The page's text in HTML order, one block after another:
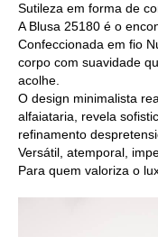
Sutileza em forma de
A Blusa 25180 é o
Confeccionada em fio
corpo com suavidade
acolhe.
O design minimalista
alfaiataria, revela
refinamento
Versátil, atemporal,
Para quem valoriza o